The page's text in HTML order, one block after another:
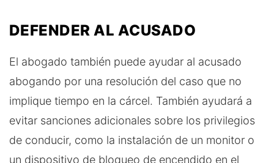
DEFENDER AL ACUSADO
El abogado también puede ayudar al acusado
abogando por una resolución del caso que no
implique tiempo en la cárcel. También ayudará a
evitar sanciones adicionales sobre los privilegios
de conducir, como la instalación de un monitor o
un dispositivo de bloqueo de encendido en el